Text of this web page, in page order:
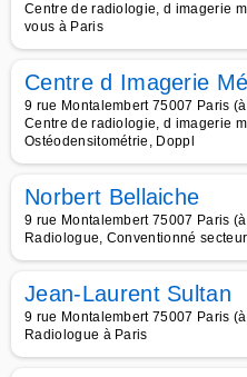
Centre de radiologie, d imagerie
vous à Paris
Centre d Imagerie
9 rue Montalembert 75007 Paris
Centre de radiologie, d imagerie
Ostéodensitométrie, Doppl
Norbert Bellaiche
9 rue Montalembert 75007 Paris
Radiologue, Conventionné
Jean-Laurent Sultan
9 rue Montalembert 75007 Paris
Radiologue à Paris